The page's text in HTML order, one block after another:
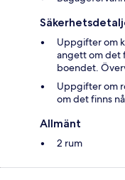
Uppgifter om
angett om det
boendet.
Uppgifter om
om det finns
Allmänt
2 rum